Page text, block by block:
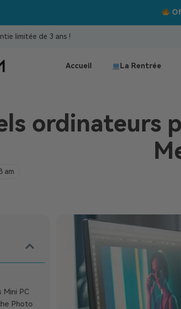
limitée de 3 ans !
Accueil La Rentrée
ordinateurs
am
Mini PC
Photo